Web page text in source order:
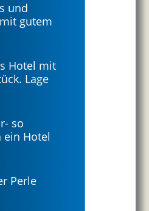
und
gutem
Hotel mit
Lage
so
ein Hotel
Perle